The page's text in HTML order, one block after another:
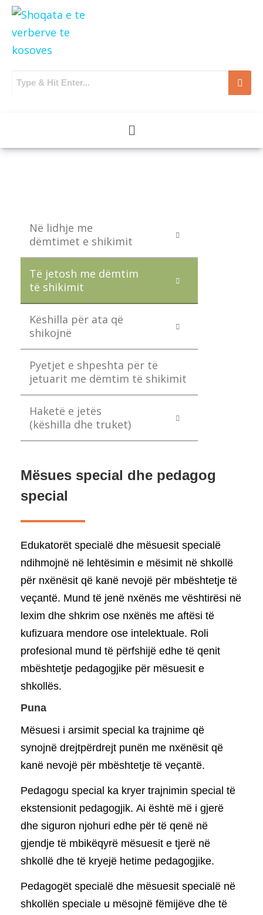
Në lidhje me
dëmtimet e shikimit
Të jetosh me dëmtim
të shikimit
Këshilla për ata që
shikojnë
Pyetjet e shpeshta për të
jetuarit me dëmtim të shikimit
Haketë e jetës
(këshilla dhe truket)
Mësues special dhe pedagog
special
Edukatorët specialë dhe mësuesit specialë
ndihmojnë në lehtësimin e mësimit në shkollë
për nxënësit që kanë nevojë për mbështetje të
veçantë. Mund të jenë nxënës me vështirësi në
lexim dhe shkrim ose nxënës me aftësi të
kufizuara mendore ose intelektuale. Roli
profesional mund të përfshijë edhe të qenit
mbështetje pedagogjike për mësuesit e
shkollës.
Puna
Mësuesi i arsimit special ka trajnime që
synojnë drejtpërdrejt punën me nxënësit që
kanë nevojë për mbështetje të veçantë.
Pedagogu special ka kryer trajnimin special të
ekstensionit pedagogjik. Ai është më i gjerë
dhe siguron njohuri edhe për të qenë në
gjendje të mbikëqyrë mësuesit e tjerë në
shkollë dhe të kryejë hetime pedagogjike.
Pedagogët specialë dhe mësuesit specialë në
shkollën speciale u mësojnë fëmijëve dhe të